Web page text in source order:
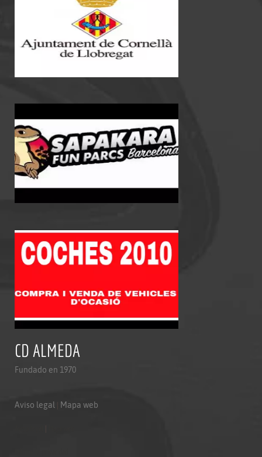
CD ALMEDA
Fundado en 1970
Aviso legal Mapa web